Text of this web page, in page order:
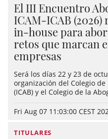
El III Encuentro
ICAM-ICAB (2026)
in-house para
retos que marcan
empresas
Será los días 22 y 23 de
organización del Colegio
(ICAB) y el Colegio de la
Fri Aug 07 11:03:00 CEST
TITULARES